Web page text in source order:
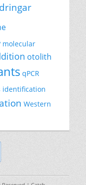
molecular
otolith
qPCR
identification
Western